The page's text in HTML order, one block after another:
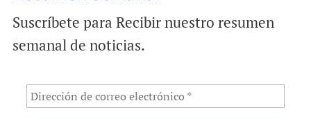
Suscríbete para Recibir nuestro resumen
semanal de noticias.